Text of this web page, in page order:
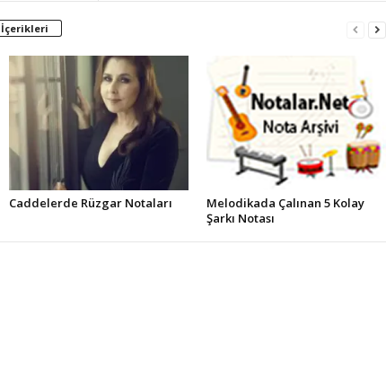
İçerikleri
Caddelerde Rüzgar Notaları
Melodikada Çalınan 5 Kolay
Şarkı Notası